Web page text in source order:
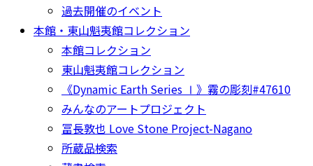
過去開催のイベント
本館・東山魁夷館コレクション
本館コレクション
東山魁夷館コレクション
《Dynamic Earth Series Ⅰ》霧の彫刻#47610
みんなのアートプロジェクト
冨長敦也 Love Stone Project-Nagano
所蔵品検索